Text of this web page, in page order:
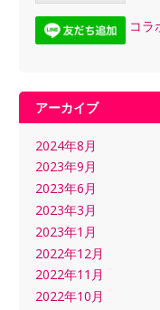
コラ
アーカイブ
2024年8月
2023年9月
2023年6月
2023年3月
2023年1月
2022年12月
2022年11月
2022年10月